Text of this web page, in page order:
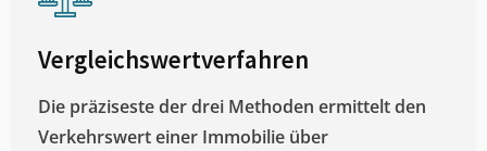
Vergleichswertverfahren
Die präziseste der drei Methoden ermittelt den
Verkehrswert einer Immobilie über